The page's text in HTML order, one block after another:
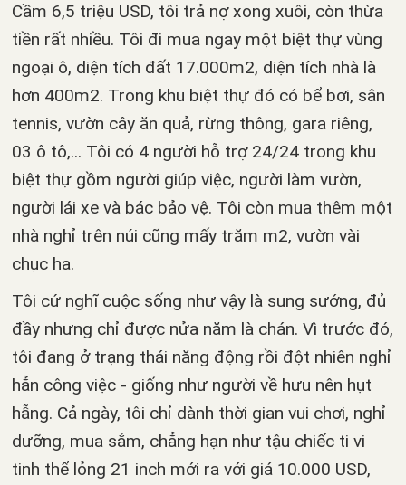
Cầm 6,5 triệu USD, tôi trả nợ xong xuôi, còn thừa
tiền rất nhiều. Tôi đi mua ngay một biệt thự vùng
ngoại ô, diện tích đất 17.000m2, diện tích nhà là
hơn 400m2. Trong khu biệt thự đó có bể bơi, sân
tennis, vườn cây ăn quả, rừng thông, gara riêng,
03 ô tô,... Tôi có 4 người hỗ trợ 24/24 trong khu
biệt thự gồm người giúp việc, người làm vườn,
người lái xe và bác bảo vệ. Tôi còn mua thêm một
nhà nghỉ trên núi cũng mấy trăm m2, vườn vài
chục ha.
Tôi cứ nghĩ cuộc sống như vậy là sung sướng, đủ
đầy nhưng chỉ được nửa năm là chán. Vì trước đó,
tôi đang ở trạng thái năng động rồi đột nhiên nghỉ
hẳn công việc - giống như người về hưu nên hụt
hẫng. Cả ngày, tôi chỉ dành thời gian vui chơi, nghỉ
dưỡng, mua sắm, chẳng hạn như tậu chiếc ti vi
tinh thể lỏng 21 inch mới ra với giá 10.000 USD,